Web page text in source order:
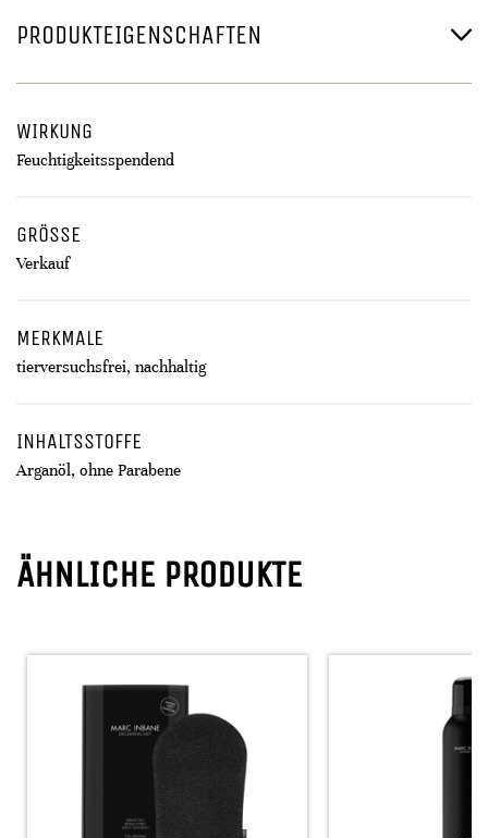
PRODUKTEIGENSCHAFTEN
WIRKUNG
Feuchtigkeitsspendend
GRÖSSE
Verkauf
MERKMALE
tierversuchsfrei, nachhaltig
INHALTSSTOFFE
Arganöl, ohne Parabene
ÄHNLICHE PRODUKTE